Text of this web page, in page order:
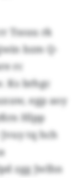
Tssuu rk
bzm Q-
rc
Ks brhgc
egp aoy
Hlpp
tq hch
zgg Jwlhn